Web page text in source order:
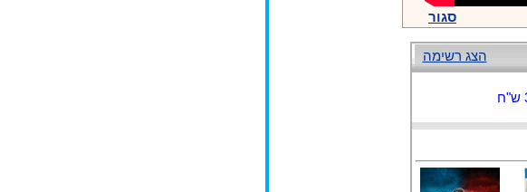
סגור
הצג רשימה